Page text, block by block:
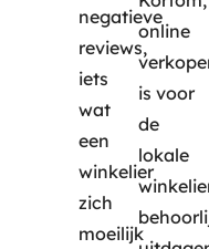
negatieve
reviews,
iets
wat
een
winkelier
zich
moeilijk
online
is voor
de
lokale